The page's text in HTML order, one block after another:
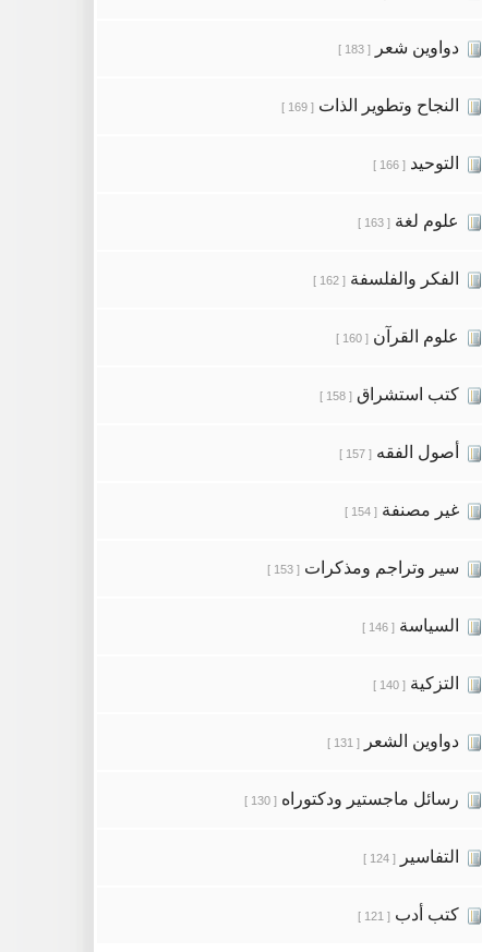
دواوين شعر [ 183 ]
النجاح وتطوير الذات [ 169 ]
التوحيد [ 166 ]
علوم لغة [ 163 ]
الفكر والفلسفة [ 162 ]
علوم القرآن [ 160 ]
كتب استشراق [ 158 ]
أصول الفقه [ 157 ]
غير مصنفة [ 154 ]
سير وتراجم ومذكرات [ 153 ]
السياسة [ 146 ]
التزكية [ 140 ]
دواوين الشعر [ 131 ]
رسائل ماجستير ودكتوراه [ 130 ]
التفاسير [ 124 ]
كتب أدب [ 121 ]